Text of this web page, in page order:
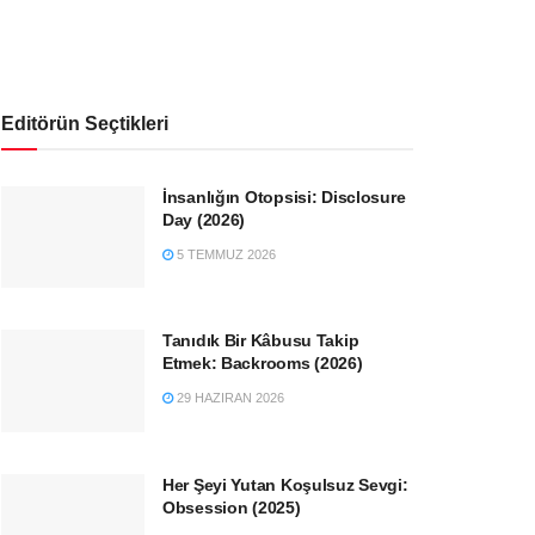
Editörün Seçtikleri
İnsanlığın Otopsisi: Disclosure
Day (2026)
5 TEMMUZ 2026
Tanıdık Bir Kâbusu Takip
Etmek: Backrooms (2026)
29 HAZIRAN 2026
Her Şeyi Yutan Koşulsuz Sevgi:
Obsession (2025)